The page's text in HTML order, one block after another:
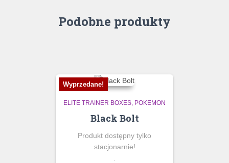
Podobne produkty
Wyprzedane!
ELITE TRAINER BOXES POKEMON
Black Bolt
Produkt dostępny tylko
stacjonarnie!
.